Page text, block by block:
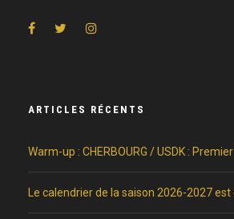
ARTICLES RÉCENTS
Warm-up : CHERBOURG / USDK :
Le calendrier de la saison 2026-2027 est